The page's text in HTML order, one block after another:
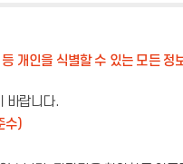
개인을 식별할 수 있는 모든 정
바랍니다.
수)